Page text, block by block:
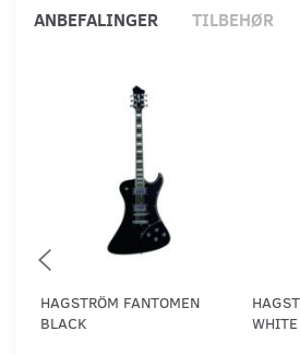
ANBEFALINGER TILBEHØR
HAGSTRÖM FANTOMEN
BLACK